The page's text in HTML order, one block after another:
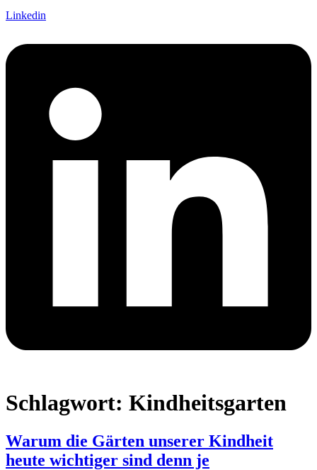
Linkedin
Schlagwort: Kindheitsgarten
Warum die Gärten unserer Kindheit
heute wichtiger sind denn je